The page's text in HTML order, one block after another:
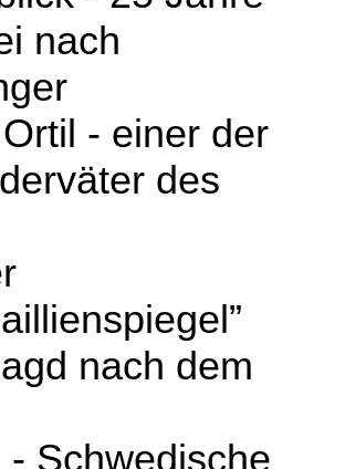
nach
- einer der
des
nach dem
- Schwedische